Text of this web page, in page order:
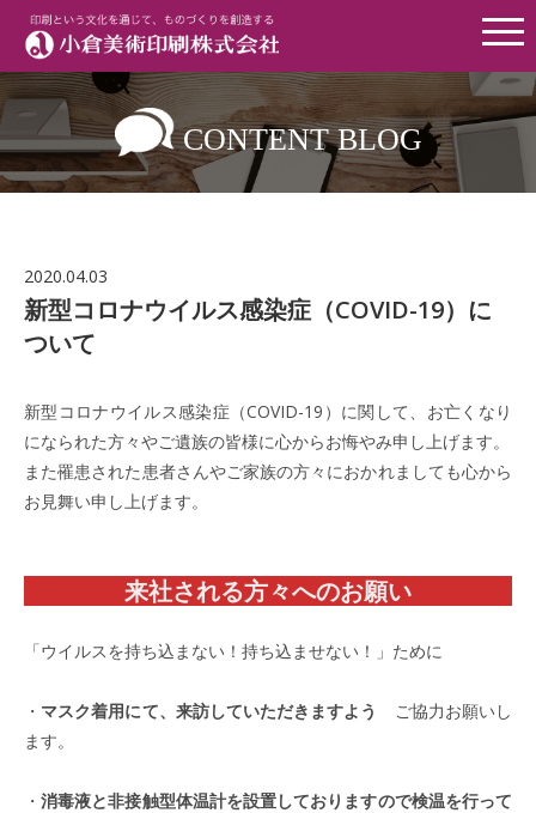
Menu
CONTENT BLOG
2020.04.03
新型コロナウイルス感染症（COVID-19）に
ついて
新型コロナウイルス感染症（COVID-19）に関して、お亡くなり
になられた方々やご遺族の皆様に心からお悔やみ申し上げます。
また罹患された患者さんやご家族の方々におかれましても心から
お見舞い申し上げます。
来社される方々へのお願い
「ウイルスを持ち込まない！持ち込ませない！」ために
・ マスク着用にて、来訪していただきますよう
ご協力お願いし
ます。
・消毒液と非接触型体温計を設置しておりますので検温を行って